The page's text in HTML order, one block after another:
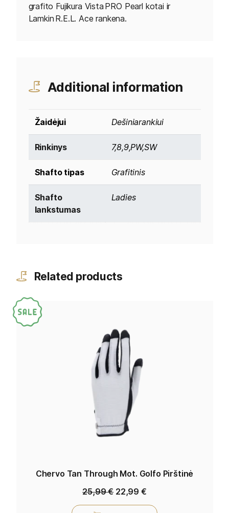
grafito Fujikura Vista PRO Pearl kotai ir
Lamkin R.E.L. Ace rankena.
Additional information
Žaidėjui Dešiniarankiui
Rinkinys 7,8,9,PW,SW
Shafto tipas Grafitinis
Shafto
lankstumas
Ladies
Related products
Chervo Tan Through Mot. Golfo Pirštinė
25,99€ 22,99 €